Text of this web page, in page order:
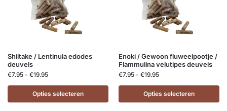
Shiitake / Lentinula edodes
deuvels
€7.95 - €19.95
Opties selecteren
Enoki / Gewoon fluweelpootje /
Flammulina velutipes deuvels
€7.95 - €19.95
Opties selecteren